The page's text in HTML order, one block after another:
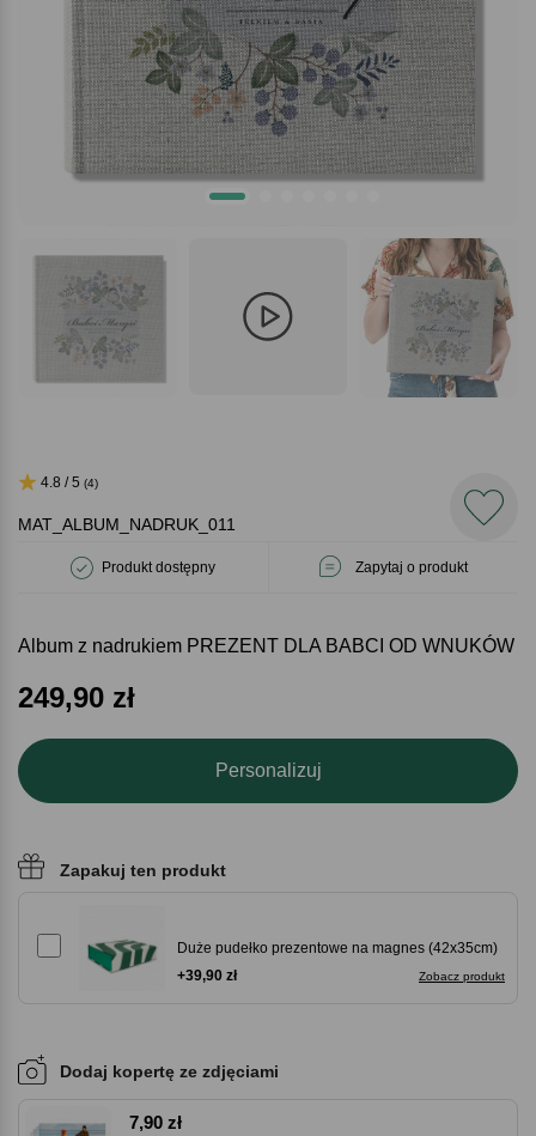
MAT_ALBUM_NADRUK_011
Produkt dostępny Zapytaj o produkt
4.8 / 5 (4)
Album z nadrukiem PREZENT DLA BABCI OD WNUKÓW
249,90 zł
Personalizuj
Zapakuj ten produkt
Duże pudełko prezentowe na magnes (42x35cm)
Zobacz produkt
+39,90 zł
Dodaj kopertę ze zdjęciami
7,90 zł